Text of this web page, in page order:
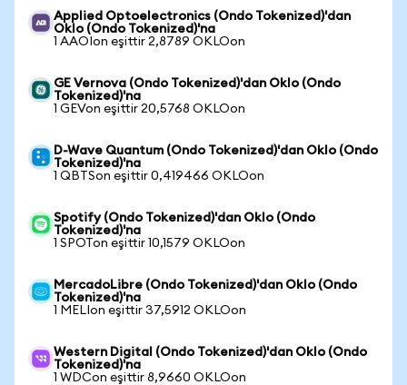
Applied Optoelectronics (Ondo Tokenized)'dan
Oklo (Ondo Tokenized)'na
1 AAOIon eşittir 2,8789 OKLOon
GE Vernova (Ondo Tokenized)'dan Oklo (Ondo
Tokenized)'na
1 GEVon eşittir 20,5768 OKLOon
D-Wave Quantum (Ondo Tokenized)'dan Oklo (Ondo
Tokenized)'na
1 QBTSon eşittir 0,419466 OKLOon
Spotify (Ondo Tokenized)'dan Oklo (Ondo
Tokenized)'na
1 SPOTon eşittir 10,1579 OKLOon
MercadoLibre (Ondo Tokenized)'dan Oklo (Ondo
Tokenized)'na
1 MELIon eşittir 37,5912 OKLOon
Western Digital (Ondo Tokenized)'dan Oklo (Ondo
Tokenized)'na
1 WDCon eşittir 8,9660 OKLOon